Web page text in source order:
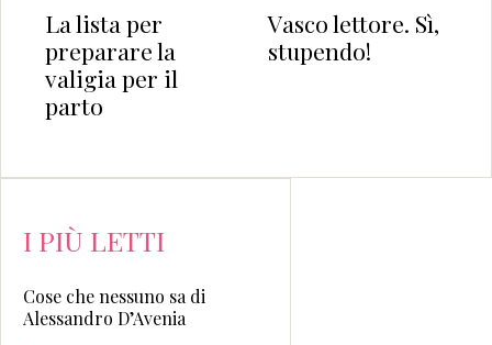
La lista per
preparare la
valigia per il
parto
Vasco lettore. Sì,
stupendo!
I PIÙ LETTI
Cose che nessuno sa di
Alessandro D’Avenia